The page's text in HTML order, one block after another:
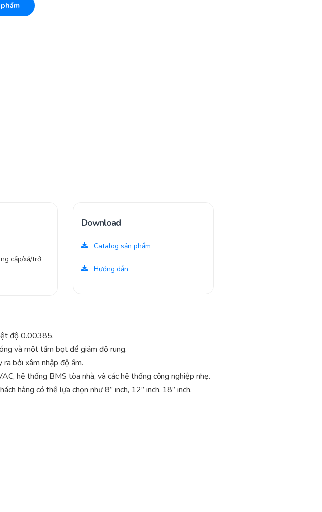
cấp/xả/trở
Download
Catalog sản phẩm
Hướng dẫn
độ 0.00385.
và một tấm bọt để giảm độ rung.
bởi xâm nhập độ ẩm.
hệ thống BMS tòa nhà, và các hệ thống công nghiệp nhẹ.
hàng có thể lựa chọn như 8” inch, 12” inch, 18” inch.